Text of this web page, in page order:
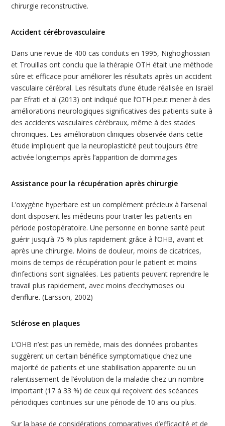
chirurgie reconstructive.
Accident cérébrovasculaire
Dans une revue de 400 cas conduits en 1995, Nighoghossian
et Trouillas ont conclu que la thérapie OTH était une méthode
sûre et efficace pour améliorer les résultats après un accident
vasculaire cérébral. Les résultats d’une étude réalisée en Israël
par Efrati et al (2013) ont indiqué que l’OTH peut mener à des
améliorations neurologiques significatives des patients suite à
des accidents vasculaires cérébraux, même à des stades
chroniques. Les amélioration cliniques observée dans cette
étude impliquent que la neuroplasticité peut toujours être
activée longtemps après l’apparition de dommages
Assistance pour la récupération après chirurgie
L’oxygène hyperbare est un complément précieux à l’arsenal
dont disposent les médecins pour traiter les patients en
période postopératoire. Une personne en bonne santé peut
guérir jusqu’à 75 % plus rapidement grâce à l’OHB, avant et
après une chirurgie. Moins de douleur, moins de cicatrices,
moins de temps de récupération pour le patient et moins
d’infections sont signalées. Les patients peuvent reprendre le
travail plus rapidement, avec moins d’ecchymoses ou
d’enflure. (Larsson, 2002)
Sclérose en plaques
L’OHB n’est pas un remède, mais des données probantes
suggèrent un certain bénéfice symptomatique chez une
majorité de patients et une stabilisation apparente ou un
ralentissement de l’évolution de la maladie chez un nombre
important (17 à 33 %) de ceux qui reçoivent des scéances
périodiques continues sur une période de 10 ans ou plus.
Sur la base de considérations comparatives d’efficacité et de